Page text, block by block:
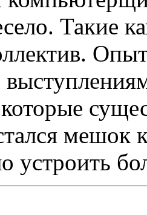
Такие
мешок
устроить